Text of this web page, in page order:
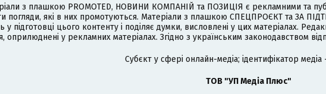
з плашкою PROMOTED, НОВИНИ КОМПАНІЙ та ПОЗИЦІЯ є рекламними та
погляди, які в них промотуються. Матеріали з плашкою СПЕЦПРОЄКТ та ЗА
у підготовці цього контенту і поділяє думки, висловлені у цих матеріалах.
оприлюднені у рекламних матеріалах. Згідно з українським законодавством
Cубєкт у сфері онлайн-медіа; ідентифікатор медіа
ТОВ "УП Медіа Плюс"